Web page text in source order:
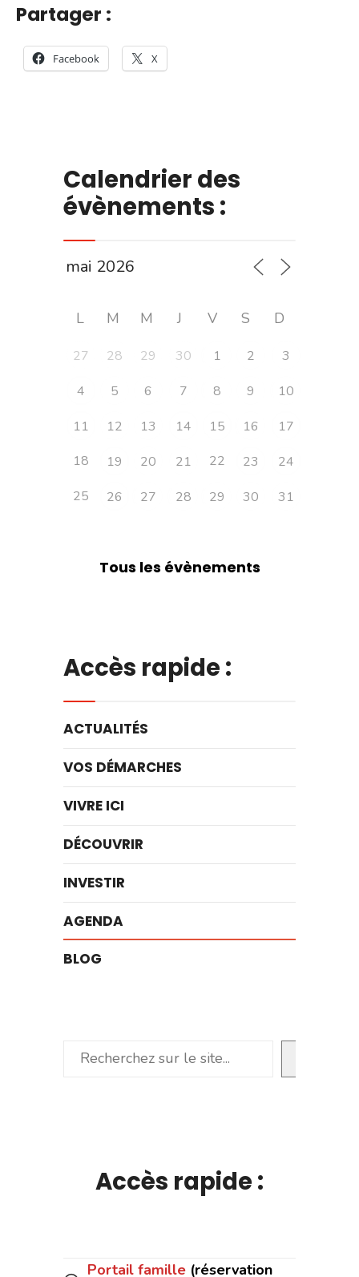
Partager :
Facebook X
Calendrier des
évènements :
L M M J V S D
27 28 29 30 1 2
3
4
5 6 7 8 9
10
11
12 13 14 15 16
17
18
19 20 21 22 23
24
25
26 27 28 29 30 31
Tous les évènements
Accès rapide :
ACTUALITÉS
VOS DÉMARCHES
VIVRE ICI
DÉCOUVRIR
INVESTIR
AGENDA
BLOG
Rechercher
Accès rapide :
Portail famille (réservation